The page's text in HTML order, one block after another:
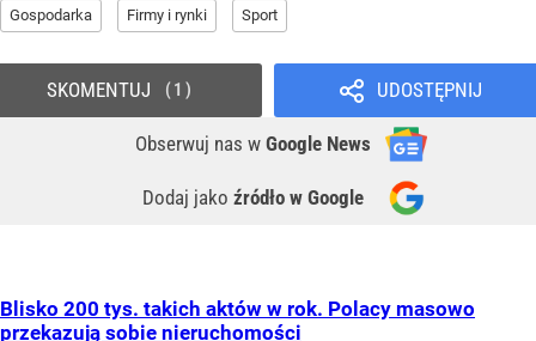
Gospodarka Firmy i rynki Sport
UDOSTĘPNIJ
Obserwuj nas w Google News
Dodaj jako źródło w Google
SKOMENTUJ 1
Blisko 200 tys. takich aktów w rok. Polacy masowo
przekazują sobie nieruchomości